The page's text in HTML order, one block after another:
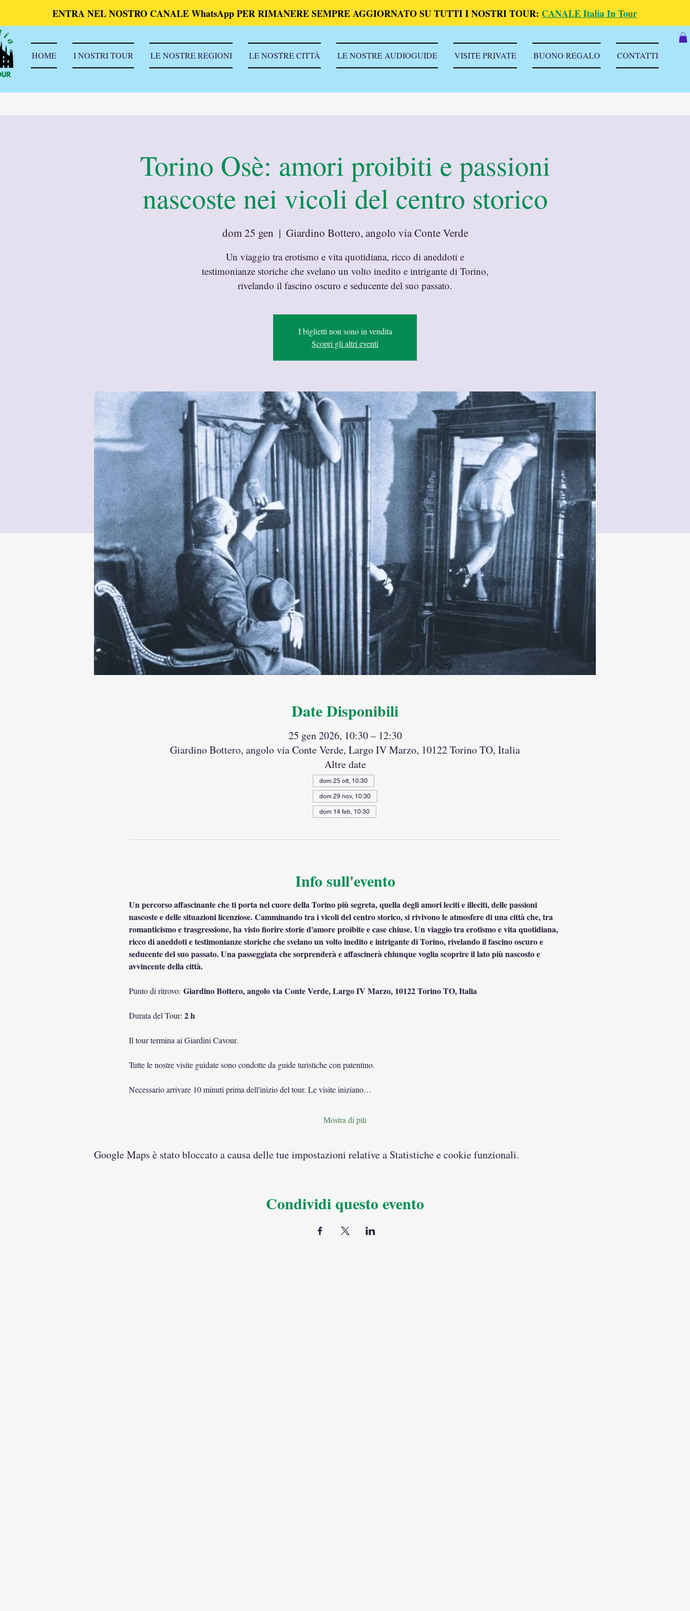
ENTRA NEL NOSTRO CANALE WhatsApp PER RIMANERE SEMPRE AGGIORNATO SU TUTTI I NOSTRI TOUR: CANALE Italia In Tour
HOME I NOSTRI TOUR LE NOSTRE REGIONI LE NOSTRE CITTÀ LE NOSTRE AUDIOGUIDE VISITE PRIVATE BUONO REGALO CONTATTI
Torino Osè: amori proibiti e passioni
nascoste nei vicoli del centro storico
dom 25 gen
  |
Giardino Bottero, angolo via Conte Verde
Un viaggio tra erotismo e vita quotidiana, ricco di aneddoti e
testimonianze storiche che svelano un volto inedito e intrigante di Torino,
rivelando il fascino oscuro e seducente del suo passato.
I biglietti non sono in vendita
Scopri gli altri eventi
Date Disponibili
25 gen 2026, 10:30 – 12:30
Giardino Bottero, angolo via Conte Verde, Largo IV Marzo, 10122 Torino TO, Italia
Altre date
dom 25 ott, 10:30
dom 29 nov, 10:30
dom 14 feb, 10:30
Info sull'evento
Un percorso affascinante che ti porta nel cuore della Torino più segreta, quella degli amori leciti e illeciti, delle passioni
nascoste e delle situazioni licenziose. Camminando tra i vicoli del centro storico, si rivivono le atmosfere di una città che, tra
romanticismo e trasgressione, ha visto fiorire storie d'amore proibite e case chiuse. Un viaggio tra erotismo e vita quotidiana,
ricco di aneddoti e testimonianze storiche che svelano un volto inedito e intrigante di Torino, rivelando il fascino oscuro e
seducente del suo passato. Una passeggiata che sorprenderà e affascinerà chiunque voglia scoprire il lato più nascosto e
avvincente della città.
Punto di ritrovo: Giardino Bottero, angolo via Conte Verde,Largo IV Marzo, 10122 Torino TO, Italia
Durata del Tour: 2 h
Il tour termina ai Giardini Cavour.
Tutte le nostre visite guidate sono condotte da guide turistiche con patentino.
Necessario arrivare 10 minuti prima dell'inizio del tour. Le visite iniziano…
Mostra di più
Google Maps è stato bloccato a causa delle tue impostazioni relative a Statistiche e cookie funzionali.
Condividi questo evento